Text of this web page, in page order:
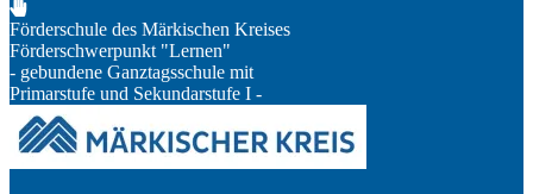
Förderschule des Märkischen Kreises
Förderschwerpunkt "Lernen"
- gebundene Ganztagsschule mit
Primarstufe und Sekundarstufe I -